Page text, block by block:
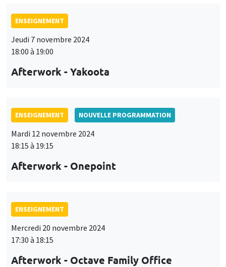
ENSEIGNEMENT
Jeudi 7 novembre 2024
18:00 à 19:00
Afterwork - Yakoota
ENSEIGNEMENT NOUVELLE PROGRAMMATION
Mardi 12 novembre 2024
18:15 à 19:15
Afterwork - Onepoint
ENSEIGNEMENT
Mercredi 20 novembre 2024
17:30 à 18:15
Afterwork - Octave Family Office